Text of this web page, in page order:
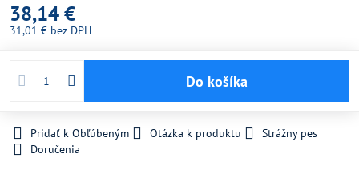
38,14 €
31,01 € bez DPH
Do košíka
Pridať k Obľúbeným Otázka k produktu
Strážny pes
Doručenia